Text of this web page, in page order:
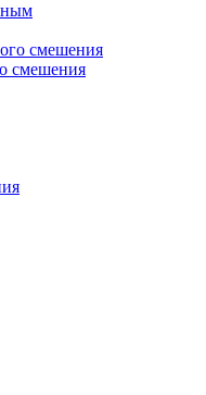
смешения
смешения